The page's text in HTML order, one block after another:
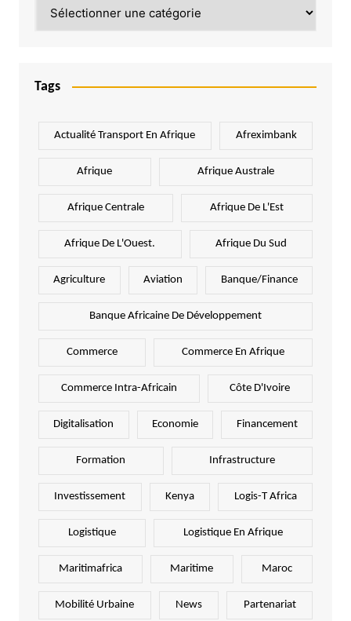
Tags
Actualité Transport En Afrique Afreximbank
Afrique Afrique Australe
Afrique Centrale Afrique De L'Est
Afrique De L'Ouest. Afrique Du Sud
Agriculture Aviation Banque/Finance
Banque Africaine De Développement
Commerce Commerce En Afrique
Commerce Intra-Africain Côte D'Ivoire
Digitalisation Economie Financement
Formation Infrastructure
Investissement Kenya Logis-T Africa
Logistique Logistique En Afrique
Maritimafrica Maritime Maroc
Mobilité Urbaine News Partenariat